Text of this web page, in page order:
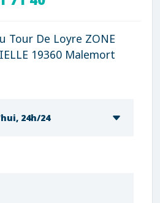
Tour De Loyre ZONE
19360 Malemort
24h/24